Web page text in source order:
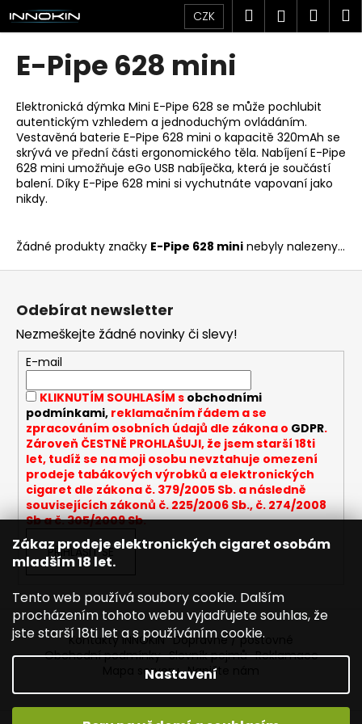
Zákaz prodeje elektronických cigaret osobám
mladším 18 let.
Tento web používá soubory cookie. Dalším
procházením tohoto webu vyjadřujete souhlas, že
jste starší 18ti let a s používáním cookie.
Nastavení
Přejít
na
obsah
CZK Hledat
E-Pipe 628 mini
Elektronická dýmka Mini E-Pipe 628 se může pochlubit
autentickým vzhledem a jednoduchým ovládáním.
Vestavěná baterie E-Pipe 628 mini o kapacitě 320mAh se
skrývá ve přední části ergonomického těla. Nabíjení E-Pipe
628 mini umožňuje eGo USB nabíječka, která je součástí
balení. Díky E-Pipe 628 mini si vychutnáte vapovaní jako
nikdy.
Žádné produkty značky E-Pipe 628 mini nebyly nalezeny...
K
o
o
p
o
t
ř
b
u
j
e
t
e
n
a
HLEDAT
D
o
p
r
u
Z
Odebírat newsletter
Nezmeškejte žádné novinky či slevy!
E-mail
KLIKNUTÍM SOUHLASÍM s obchodními
podmínkami,reklamačním řádem a se
zpracováním osobních údajů dle zákona o GDPR.
Zároveň ČESTNĚ PROHLAŠUJI, že jsem starší 18ti
let, tudíž se na moji osobu nevztahuje omezení
prodeje tabákových výrobků a elektronických
cigaret dle zákona č. 379/2005 Sb. a následně
souvisejících zákonů č. 225/2006 Sb., č. 274/2008
Sb a č. 305/2009 Sb.
PŘIHLÁSIT SE
Kontakty INNOKIN Dopravné / poštovné
Obchodní podmínky Slovník pojmů Reklamace
Mapa serveru Napište nám